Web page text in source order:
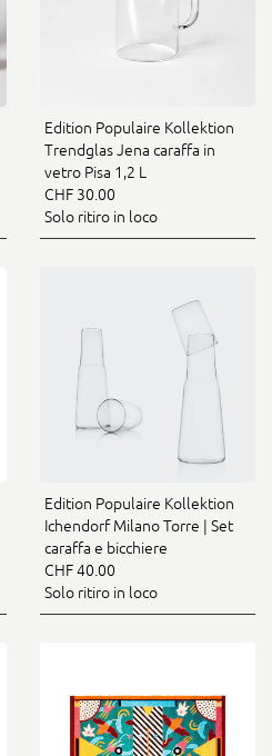
Edition Populaire Kollektion
Trendglas Jena caraffa in
vetro Pisa 1,2 L
CHF 30.00
Solo ritiro in loco
Edition Populaire Kollektion
Ichendorf Milano Torre | Set
caraffa e bicchiere
CHF 40.00
Solo ritiro in loco